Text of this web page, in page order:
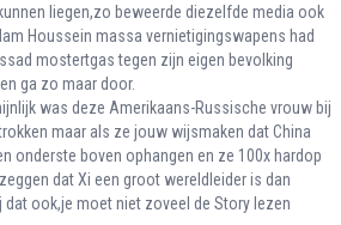
liegen,zo beweerde diezelfde media ook
Houssein massa vernietigingswapens had
mostertgas tegen zijn eigen bevolking
ga zo maar door.
was deze Amerikaans-Russische vrouw bij
maar als ze jouw wijsmaken dat China
onderste boven ophangen en ze 100x hardop
dat Xi een groot wereldleider is dan
ook,je moet niet zoveel de Story lezen